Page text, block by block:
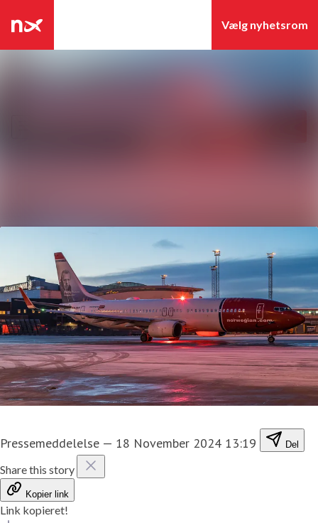
Pressemeddelelse — 18 November 2024 13:19 Del
Share this story
Kopier link
Link kopieret!